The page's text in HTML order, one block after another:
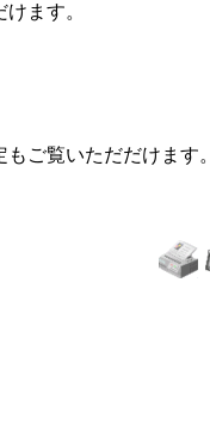
けます。
ご覧いただだけます。